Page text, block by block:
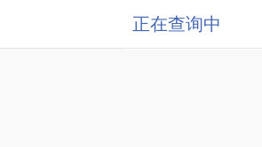
正在查询中